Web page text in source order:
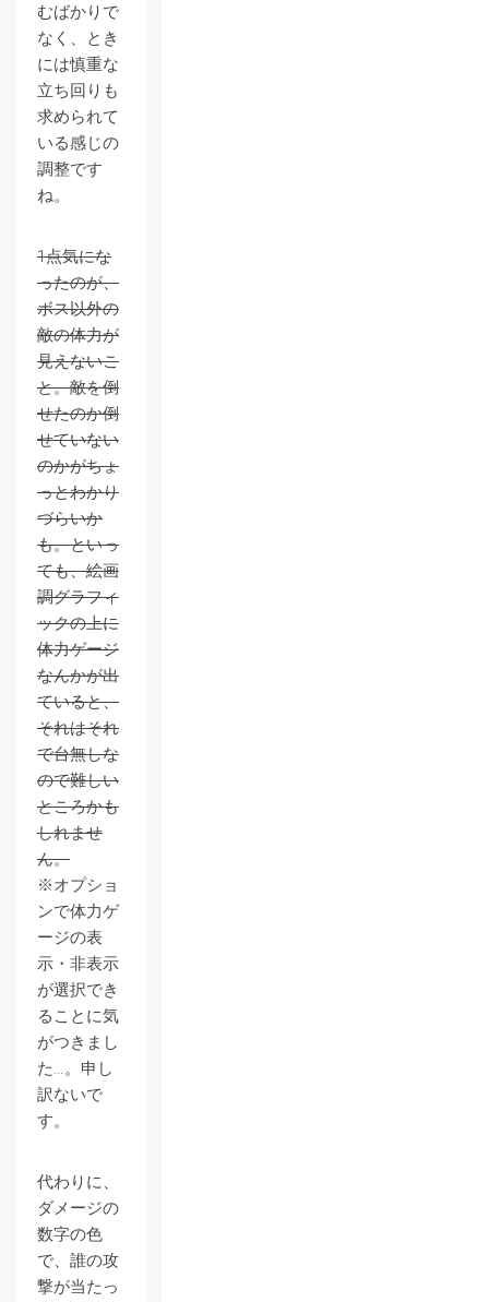
むばかりで
なく、とき
には慎重な
立ち回りも
求められて
いる感じの
調整です
ね。
1点気にな
ったのが、
ボス以外の
敵の体力が
見えないこ
と。敵を倒
せたのか倒
せていない
のかがちょ
っとわかり
づらいか
も。といっ
ても、絵画
調グラフィ
ックの上に
体力ゲージ
なんかが出
ていると、
それはそれ
で台無しな
ので難しい
ところかも
しれませ
ん。
※オプショ
ンで体力ゲ
ージの表
示・非表示
が選択でき
ることに気
がつきまし
た…。申し
訳ないで
す。
代わりに、
ダメージの
数字の色
で、誰の攻
撃が当たっ